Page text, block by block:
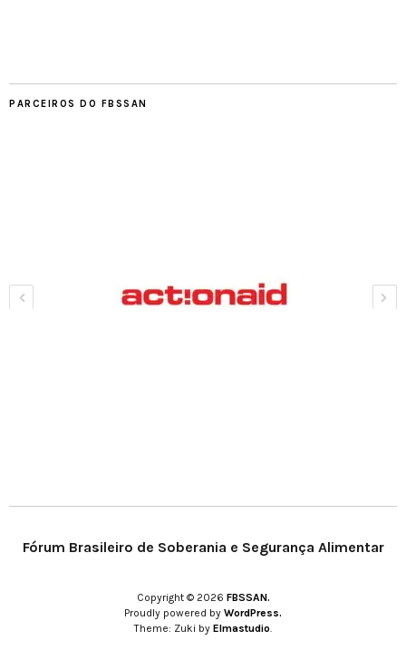
PARCEIROS DO FBSSAN
Fórum Brasileiro de Soberania e Segurança Alimentar
Copyright © 2026 FBSSAN.
Proudly powered by WordPress.
Theme: Zuki by Elmastudio